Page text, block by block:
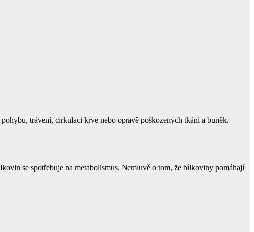
trávení, cirkulaci krve nebo opravě poškozených tkání a buněk.
se spotřebuje na metabolismus. Nemluvě o tom, že bílkoviny pomáhají